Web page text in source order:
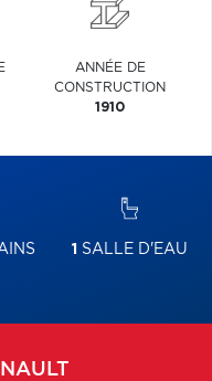
ANNÉE DE
CONSTRUCTION
1910
1 SALLE D'EAU